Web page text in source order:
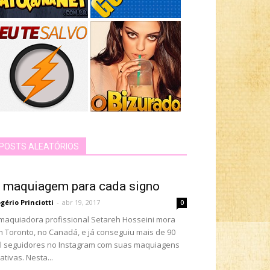
POSTS ALEATÓRIOS
maquiagem para cada signo
Princiotti - abr 19, 2017 0
profissional Setareh Hosseini mora
Toronto, no Canadá, e já conseguiu mais de 90
seguidores no Instagram com suas maquiagens
Nesta...